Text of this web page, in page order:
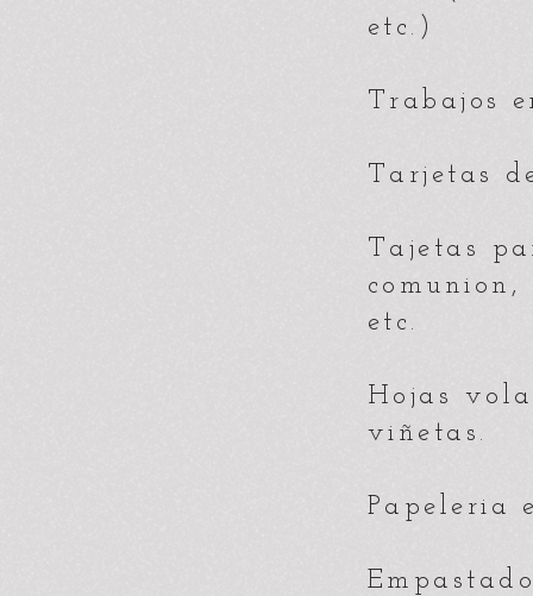
etc.)
Trabajos
Tarjetas
Tajetas
etc.
Hojas
viñetas.
Papeleria